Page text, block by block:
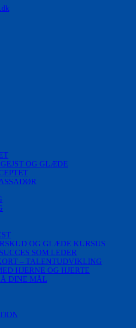
OG GLÆDE
OG GLÆDE KURSUS
SOM LEDER
– TALENTUDVIKLING
HJERNE OG HJERTE
DINE MÅL